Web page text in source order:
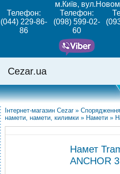
м.Київ,
Телефон:
(044) 229-86-
86
Телефон:
(098) 599-02-
60
Cezar.ua
Інтернет-магазин Cezar »
намети, намети, килимки » Намети »
Намет
ANCHOR 3